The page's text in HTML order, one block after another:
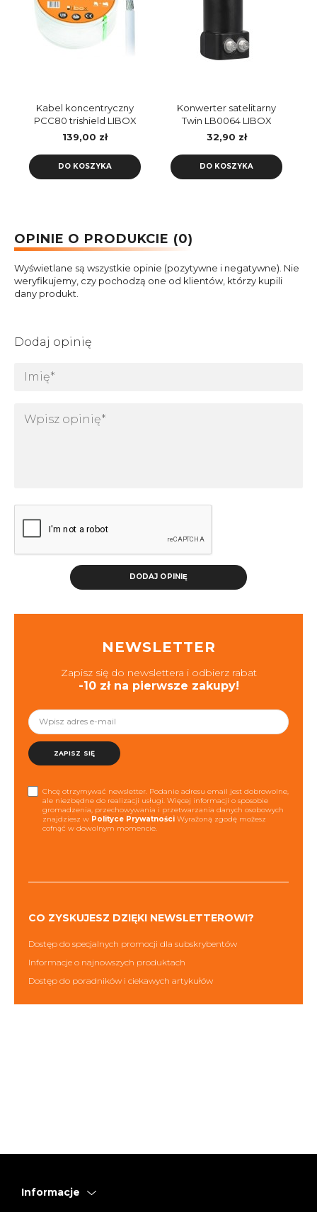
Kabel koncentryczny
PCC80 trishield LIBOX
rolka 100m
139,00 zł
DO KOSZYKA
Konwerter satelitarny
Twin LB0064 LIBOX
32,90 zł
DO KOSZYKA
OPINIE O PRODUKCIE (0)
Wyświetlane są wszystkie opinie (pozytywne i negatywne). Nie
weryfikujemy, czy pochodzą one od klientów, którzy kupili
dany produkt.
Dodaj opinię
DODAJ OPINIĘ
NEWSLETTER
Zapisz się do newslettera i odbierz rabat
-10 zł na pierwsze zakupy!
ZAPISZ SIĘ
Chcę otrzymywać newsletter. Podanie adresu email jest dobrowolne,
ale niezbędne do realizacji usługi. Więcej informacji o sposobie
gromadzenia, przechowywania i przetwarzania danych osobowych
znajdziesz w Polityce Prywatności Wyrażoną zgodę możesz
cofnąć w dowolnym momencie.
CO ZYSKUJESZ DZIĘKI NEWSLETTEROWI?
Dostęp do specjalnych promocji dla subskrybentów
Informacje o najnowszych produktach
Dostęp do poradników i ciekawych artykułów
Informacje